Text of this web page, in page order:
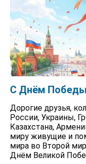
С Днём
Дорогие друзья,
России, Украины,
Казахстана,
миру живущие и
мира во Второй
Днём Великой